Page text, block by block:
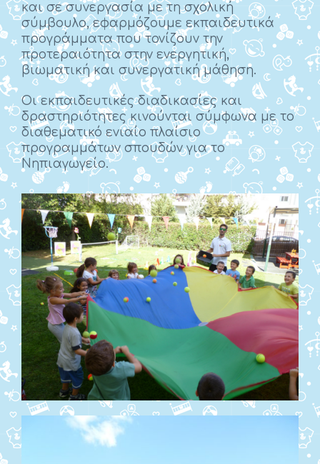
και σε συνεργασία με τη σχολική
σύμβουλο, εφαρμόζουμε εκπαιδευτικά
προγράμματα που τονίζουν την
προτεραιότητα στην ενεργητική,
βιωματική και συνεργατική μάθηση.
Οι εκπαιδευτικές διαδικασίες και
δραστηριότητες κινούνται σύμφωνα με το
διαθεματικό ενιαίο πλαίσιο
προγραμμάτων σπουδών για το
Νηπιαγωγείο.